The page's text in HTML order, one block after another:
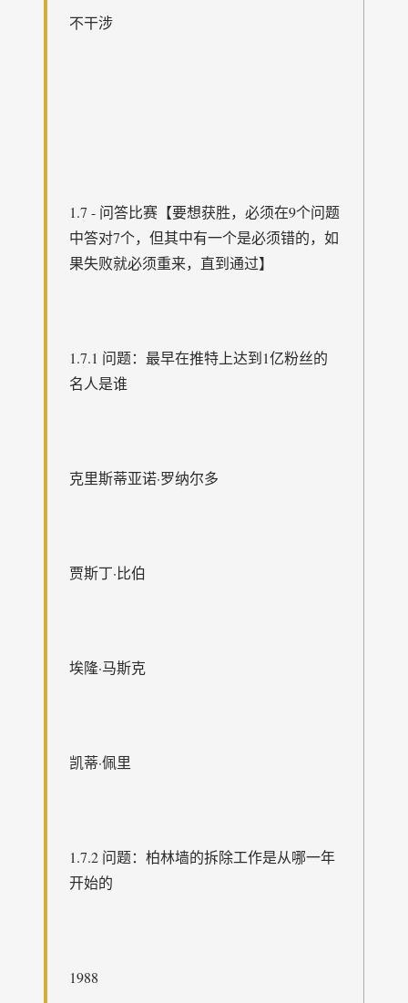
不干涉
1.7 - 问答比赛【要想获胜，必须在9个问题
中答对7个，但其中有一个是必须错的，如
果失败就必须重来，直到通过】
1.7.1 问题：最早在推特上达到1亿粉丝的
名人是谁
克里斯蒂亚诺·罗纳尔多
贾斯丁·比伯
埃隆·马斯克
凯蒂·佩里
1.7.2 问题：柏林墙的拆除工作是从哪一年
开始的
1988